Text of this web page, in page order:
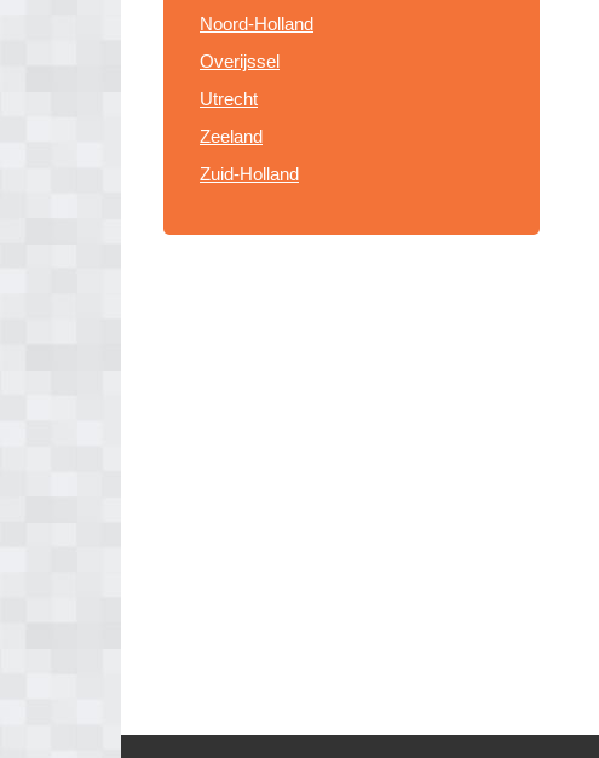
Noord-Holland
Overijssel
Utrecht
Zeeland
Zuid-Holland